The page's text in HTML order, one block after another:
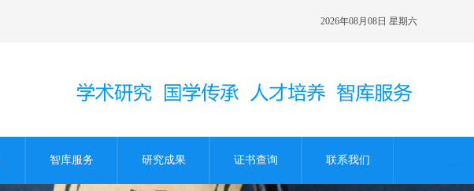
2026年08月08日 星期六
智库服务 研究成果 证书查询 联系我们